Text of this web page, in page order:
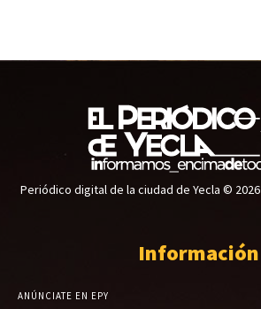
Periódico digital de la ciudad de Yecla © 2026
Información
ANÚNCIATE EN EPY